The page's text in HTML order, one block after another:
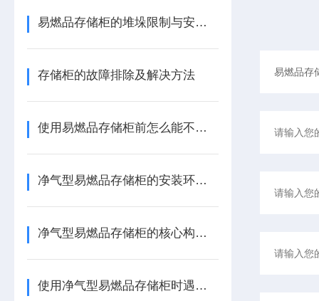
易燃品存储柜的堆垛限制与安全距离规范
存储柜的故障排除及解决方法
使用易燃品存储柜前怎么能不了解这些！
净气型易燃品存储柜的安装环境要求及解决方案
净气型易燃品存储柜的核心构造及原理
使用净气型易燃品存储柜时遇到这些问题不要慌